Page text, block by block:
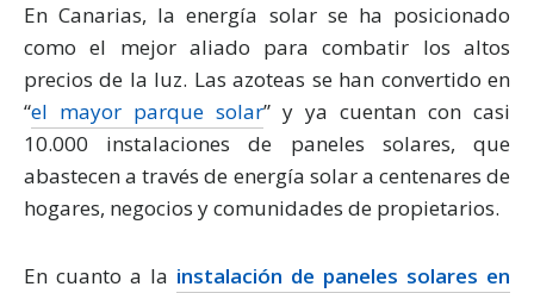
En Canarias, la energía solar se ha posicionado
como el mejor aliado para combatir los altos
precios de la luz. Las azoteas se han convertido en
“el mayor parque solar” y ya cuentan con casi
10.000 instalaciones de paneles solares, que
abastecen a través de energía solar a centenares de
hogares, negocios y comunidades de propietarios.
En cuanto a la instalación de paneles solares en